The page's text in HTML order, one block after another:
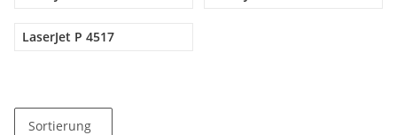
LaserJet P 4517
Sortierung